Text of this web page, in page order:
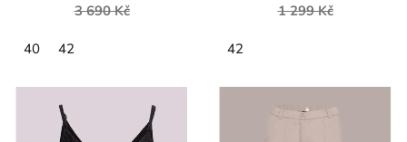
3 690 Kč
40 42
1 299 Kč
42